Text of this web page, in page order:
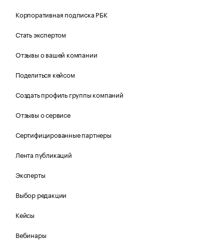
Корпоративная подписка РБК
Стать экспертом
Отзывы о вашей компании
Поделиться кейсом
Создать профиль группы компаний
Отзывы о сервисе
Сертифицированные партнеры
Лента публикаций
Эксперты
Выбор редакции
Кейсы
Вебинары